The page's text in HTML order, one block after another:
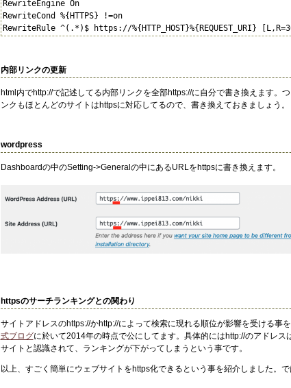
RewriteEngine On
RewriteCond %{HTTPS} !=on
RewriteRule ^(.*)$ https://%{HTTP_HOST}%{REQUEST_URI}
内部リンクの更新
html内でhttp://で記述してる内部リンクを全部https://に自分で書き換えます。
ンクもほとんどのサイトはhttpsに対応してるので、書き換えておきましょう。
wordpress
Dashboardの中のSetting->Generalの中にあるURLをhttpsに書き換えます。
httpsのサーチランキングとの関わり
サイトアドレスのhttps://かhttp://によって検索に現れる順位が影響を受ける事を
式ブログに於いて2014年の時点で公にしてます。具体的にはhttp://のアドレス
サイトと認識されて、ランキングが下がってしまうという事です。
以上、すごく簡単にウェブサイトをhttps化できるという事を紹介しました。で